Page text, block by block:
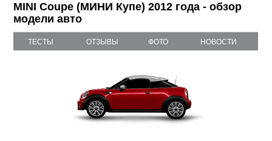
MINI Coupe (МИНИ Купе) 2012 года - обзор
модели авто
ТЕСТЫ ОТЗЫВЫ ФОТО НОВОСТИ